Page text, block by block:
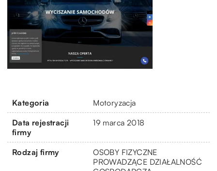
Kategoria Motoryzacja
Data rejestracji
firmy
19 marca 2018
Rodzaj firmy
OSOBY FIZYCZNE
PROWADZĄCE DZIAŁALNOŚĆ